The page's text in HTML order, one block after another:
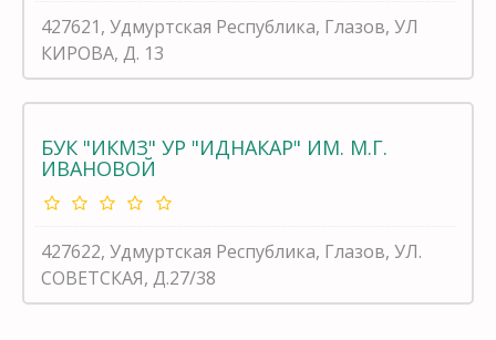
427621, Удмуртская Республика, Глазов, УЛ
КИРОВА, Д. 13
БУК "ИКМЗ" УР "ИДНАКАР" ИМ. М.Г.
ИВАНОВОЙ
427622, Удмуртская Республика, Глазов, УЛ.
СОВЕТСКАЯ, Д.27/38